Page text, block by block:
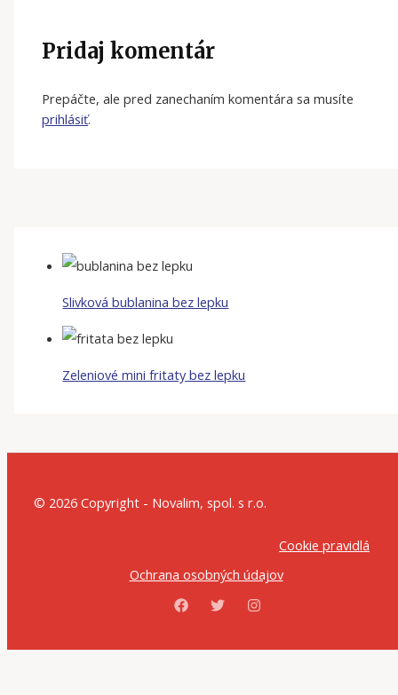
Pridaj komentár
Prepáčte, ale pred zanechaním komentára sa musíte
prihlásiť.
Slivková bublanina bez lepku
Zeleniové mini fritaty bez lepku
© 2026 Copyright - Novalim, spol. s r.o.
Cookie pravidlá
Ochrana osobných údajov